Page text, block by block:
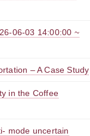
06-03 14:00:00 ~
– A Case Study
in the Coffee
mode uncertain